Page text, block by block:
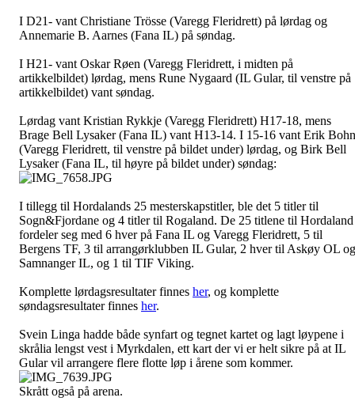
I D21- vant Christiane Trösse (Varegg Fleridrett) på lørdag og
Annemarie B. Aarnes (Fana IL) på søndag.
I H21- vant Oskar Røen (Varegg Fleridrett, i midten på
artikkelbildet) lørdag, mens Rune Nygaard (IL Gular, til venstre på
artikkelbildet) vant søndag.
Lørdag vant Kristian Rykkje (Varegg Fleridrett) H17-18, mens
Brage Bell Lysaker (Fana IL) vant H13-14. I 15-16 vant Erik
(Varegg Fleridrett, til venstre på bildet under) lørdag, og Birk Bell
Lysaker (Fana IL, til høyre på bildet under) søndag:
I tillegg til Hordalands 25 mesterskapstitler, ble det 5 titler til
Sogn&Fjordane og 4 titler til Rogaland. De 25 titlene til Hordaland
fordeler seg med 6 hver på Fana IL og Varegg Fleridrett, 5 til
Bergens TF, 3 til arrangørklubben IL Gular, 2 hver til Askøy OL og
Samnanger IL, og 1 til TIF Viking.
Komplette lørdagsresultater finnes her, og komplette
søndagsresultater finnes her.
Svein Linga hadde både synfart og tegnet kartet og lagt løypene i
skrålia lengst vest i Myrkdalen, ett kart der vi er helt sikre på at IL
Gular vil arrangere flere flotte løp i årene som kommer.
Skrått også på arena.